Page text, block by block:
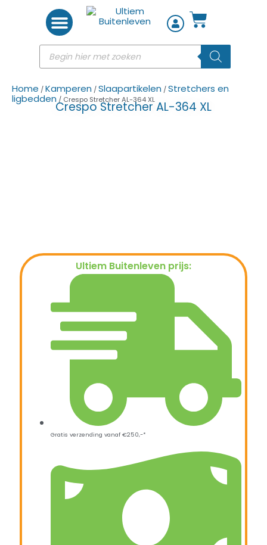
Home /Kamperen /Slaapartikelen /Stretchers en
ligbedden / Crespo Stretcher AL-364 XL
Crespo Stretcher AL-364 XL
Ultiem Buitenleven prijs:
Gratis verzending vanaf €250,-*